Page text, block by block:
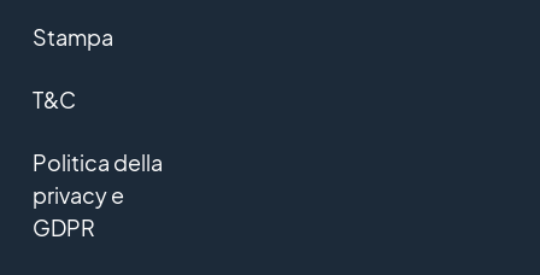
Stampa
T&C
Politica della
privacy e
GDPR